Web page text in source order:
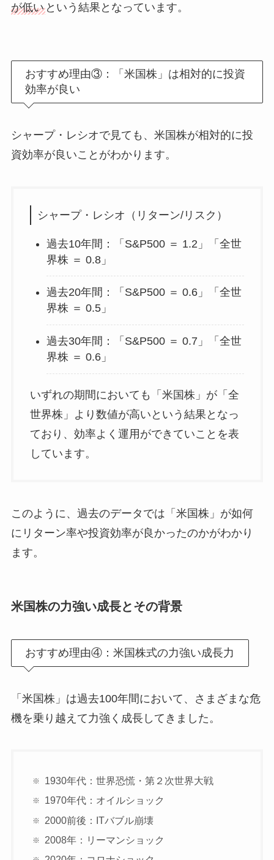
が低いという結果となっています。
おすすめ理由③：「米国株」は相対的に投資
効率が良い
シャープ・レシオで見ても、米国株が相対的に投
資効率が良いことがわかります。
シャープ・レシオ（リターン/リスク）
過去10年間：「S&P500 ＝ 1.2」「全世
界株 ＝ 0.8」
過去20年間：「S&P500 ＝ 0.6」「全世
界株 ＝ 0.5」
過去30年間：「S&P500 ＝ 0.7」「全世
界株 ＝ 0.6」
いずれの期間においても「米国株」が「全
世界株」より数値が高いという結果となっ
ており、効率よく運用ができていことを表
しています。
このように、過去のデータでは「米国株」が如何
にリターン率や投資効率が良かったのかがわかり
ます。
米国株の力強い成長とその背景
おすすめ理由④：米国株式の力強い成長力
「米国株」は過去100年間において、さまざまな危
機を乗り越えて力強く成長してきました。
1930年代：世界恐慌・第２次世界大戦
1970年代：オイルショック
2000前後：ITバブル崩壊
2008年：リーマンショック